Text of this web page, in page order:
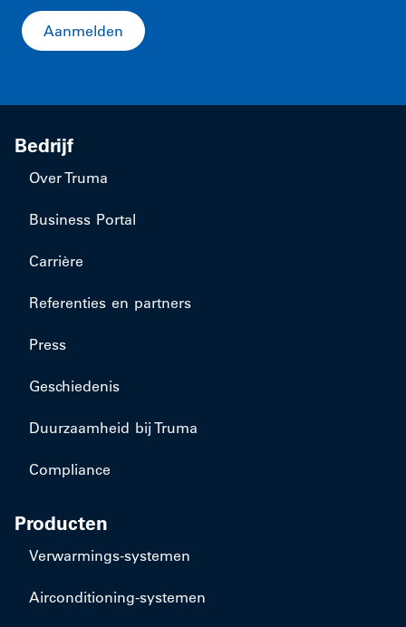
Aanmelden
Bedrijf
Over Truma
Business Portal
Carrière
Referenties en partners
Press
Geschiedenis
Duurzaamheid bij Truma
Compliance
Producten
​Verwarmings-systemen
​Airconditioning-systemen